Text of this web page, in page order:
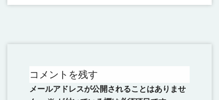
コメントを残す
メールアドレスが公開されることはありませ